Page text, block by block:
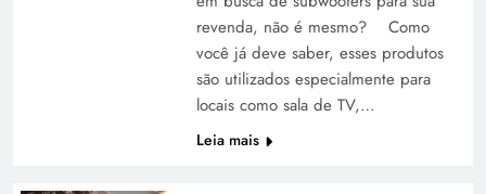
revenda, não é mesmo? Como
você já deve saber, esses produtos
são utilizados especialmente para
locais como sala de TV,…
Leia mais